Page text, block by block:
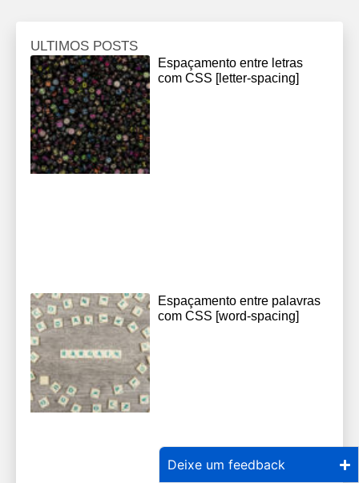
ULTIMOS POSTS
Espaçamento entre letras
com CSS [letter-spacing]
Espaçamento entre palavras
com CSS [word-spacing]
Deixe um feedback